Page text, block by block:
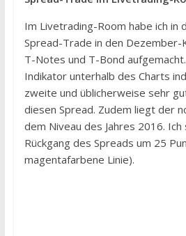
Im Livetrading-Room habe ich in
Spread-Trade in den
T-Notes und T-Bond
Indikator unterhalb des Charts
zweite und üblicherweise sehr
diesen Spread. Zudem liegt der
dem Niveau des Jahres 2016.
Rückgang des Spreads um 25
magentafarbene Linie).